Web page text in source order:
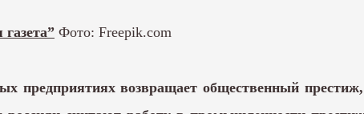
Фото: Freepik.com
предприятиях возвращает общественный